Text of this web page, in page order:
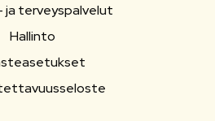
ja terveyspalvelut
Hallinto